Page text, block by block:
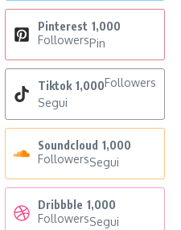
Pinterest 1,000
FollowersPin
Tiktok 1,000Followers
Segui
Soundcloud 1,000
FollowersSegui
Dribbble 1,000
FollowersSegui